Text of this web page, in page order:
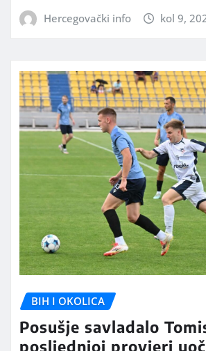
Hercegovački info kol 9,
BIH I OKOLICA
Posušje savladalo
posljednjoj provjeri